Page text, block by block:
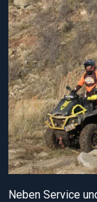
Neben Service